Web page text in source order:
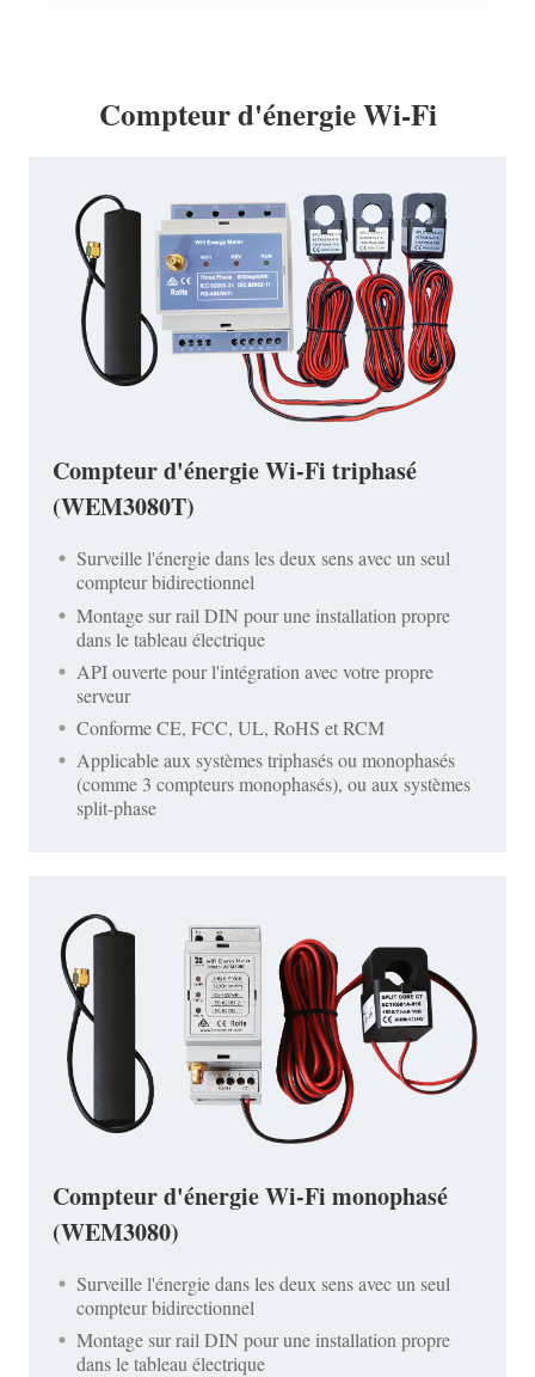
Compteur d'énergie Wi-Fi
Compteur d'énergie Wi-Fi triphasé
(WEM3080T)
Surveille l'énergie dans les deux sens avec un seul
compteur bidirectionnel
Montage sur rail DIN pour une installation propre
dans le tableau électrique
API ouverte pour l'intégration avec votre propre
serveur
Conforme CE, FCC, UL, RoHS et RCM
Applicable aux systèmes triphasés ou monophasés
(comme 3 compteurs monophasés), ou aux systèmes
split-phase
Compteur d'énergie Wi-Fi monophasé
(WEM3080)
Surveille l'énergie dans les deux sens avec un seul
compteur bidirectionnel
Montage sur rail DIN pour une installation propre
dans le tableau électrique